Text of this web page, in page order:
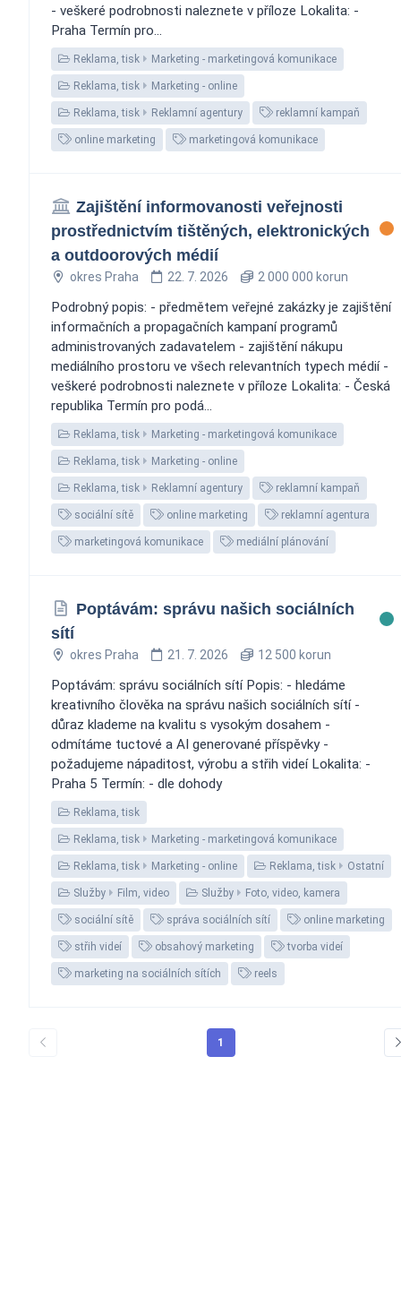
- veškeré podrobnosti naleznete v příloze Lokalita: -
Praha Termín pro...
Reklama, tisk Marketing - marketingová komunikace
Reklama, tisk Marketing - online
Reklama, tisk Reklamní agentury reklamní kampaň
online marketing marketingová komunikace
Zajištění informovanosti veřejnosti
prostřednictvím tištěných, elektronických
a outdoorových médií
okres Praha 22. 7. 2026 2 000 000 korun
Podrobný popis: - předmětem veřejné zakázky je zajištění
informačních a propagačních kampaní programů
administrovaných zadavatelem - zajištění nákupu
mediálního prostoru ve všech relevantních typech médií -
veškeré podrobnosti naleznete v příloze Lokalita: - Česká
republika Termín pro podá...
Reklama, tisk Marketing - marketingová komunikace
Reklama, tisk Marketing - online
Reklama, tisk Reklamní agentury reklamní kampaň
sociální sítě online marketing reklamní agentura
marketingová komunikace mediální plánování
Poptávám: správu našich sociálních
sítí
okres Praha 21. 7. 2026 12 500 korun
Poptávám: správu sociálních sítí Popis: - hledáme
kreativního člověka na správu našich sociálních sítí -
důraz klademe na kvalitu s vysokým dosahem -
odmítáme tuctové a AI generované příspěvky -
požadujeme nápaditost, výrobu a střih videí Lokalita: -
Praha 5 Termín: - dle dohody
Reklama, tisk
Reklama, tisk Marketing - marketingová komunikace
Reklama, tisk Marketing - online Reklama, tisk Ostatní
Služby Film, video Služby Foto, video, kamera
sociální sítě správa sociálních sítí online marketing
střih videí obsahový marketing tvorba videí
marketing na sociálních sítích reels
1